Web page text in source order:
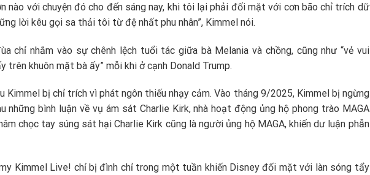
nào với chuyện đó cho đến sáng nay, khi tôi lại phải đối mặt với cơn bão chỉ trích dữ
lời kêu gọi sa thải tôi từ đệ nhất phu nhân”, Kimmel nói.
chỉ nhắm vào sự chênh lệch tuổi tác giữa bà Melania và chồng, cũng như “vẻ vui
trên khuôn mặt bà ấy” mỗi khi ở cạnh Donald Trump.
Kimmel bị chỉ trích vì phát ngôn thiếu nhạy cảm. Vào tháng 9/2025, Kimmel bị ngừng
những bình luận về vụ ám sát Charlie Kirk, nhà hoạt động ủng hộ phong trào MAGA
chọc tay súng sát hại Charlie Kirk cũng là người ủng hộ MAGA, khiến dư luận phẫn
Kimmel Live! chỉ bị đình chỉ trong một tuần khiến Disney đối mặt với làn sóng tẩy